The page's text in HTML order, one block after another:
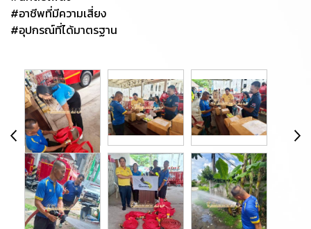
#อาชีพที่มีความเสี่ยง
#อุปกรณ์ที่ได้มาตรฐาน